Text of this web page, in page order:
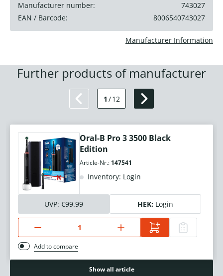
Manufacturer number:
743027
EAN / Barcode:
8006540743027
Manufacturer Information
Further products of manufacturer
1 /12
Oral-B Pro 3 3500 Black
Edition
Article-Nr.: 147541
Inventory: Login
UVP: €99.99 HEK: Login
Add to compare
Show all article